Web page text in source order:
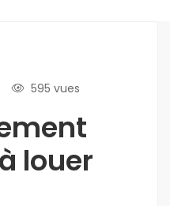
595 vues
louer